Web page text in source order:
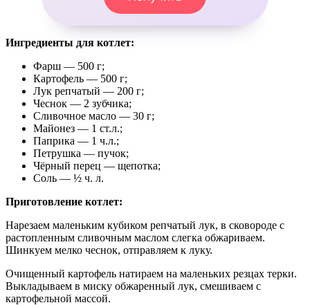
Ингредиенты для котлет:
Фарш — 500 г;
Картофель — 500 г;
Лук репчатый — 200 г;
Чеснок — 2 зубчика;
Сливочное масло — 30 г;
Майонез — 1 ст.л.;
Паприка — 1 ч.л.;
Петрушка — пучок;
Чёрный перец — щепотка;
Соль — ½ ч. л.
Приготовление котлет:
Нарезаем маленьким кубиком репчатый лук, в сковороде с
растопленным сливочным маслом слегка обжариваем.
Шинкуем мелко чеснок, отправляем к луку.
Очищенный картофель натираем на маленьких резцах терки.
Выкладываем в миску обжаренный лук, смешиваем с
картофельной массой.